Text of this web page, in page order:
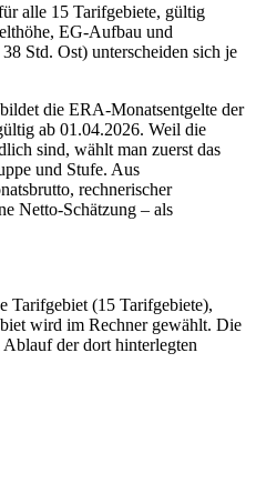
alle 15 Tarifgebiete, gültig
EG-Aufbau und
Std. Ost) unterscheiden sich je
die ERA-Monatsentgelte der
ab 01.04.2026. Weil die
sind, wählt man zuerst das
und Stufe. Aus
rechnerischer
Netto-Schätzung – als
Tarifgebiet (15 Tarifgebiete),
wird im Rechner gewählt. Die
der dort hinterlegten